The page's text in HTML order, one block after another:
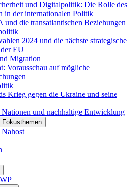
und Digitalpolitik: Die Rolle des
in der internationalen Politik
und die transatlantischen Beziehungen
2024 und die nächste strategische
EU
Migration
Vorausschau auf mögliche
Krieg gegen die Ukraine und seine
Nationen und nachhaltige Entwicklung
Fokusthemen